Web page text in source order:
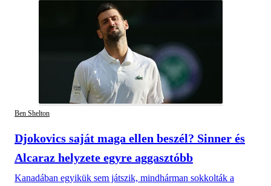
Ben Shelton
Djokovics saját maga ellen beszél? Sinner és
Alcaraz helyzete egyre aggasztóbb
Kanadában egyikük sem játszik, mindhárman sokkolták a